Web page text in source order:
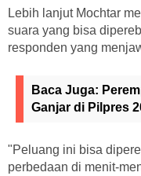
Lebih lanjut Mochtar
suara yang bisa
responden yang
Baca Juga:
Ganjar di Pilpres
"Peluang ini bisa
perbedaan di menit-